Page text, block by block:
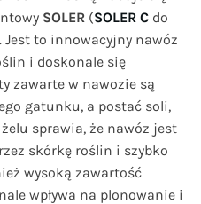
SOLER (SOLER C do
Jest to innowacyjny nawóz
i doskonale się
zawarte w nawozie są
gatunku, a postać soli,
sprawia, że nawóz jest
skórkę roślin i szybko
wysoką zawartość
wpływa na plonowanie i